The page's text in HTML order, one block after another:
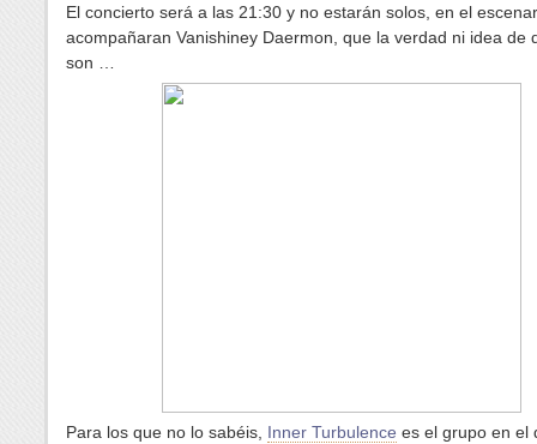
El concierto será a las 21:30 y no estarán solos, en el
acompañaran Vanishiney Daermon, que la verdad ni idea de
son …
Para los que no lo sabéis, Inner Turbulence es el grupo en el